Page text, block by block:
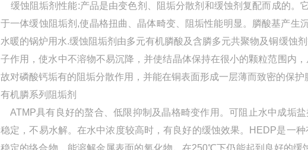
缓蚀阻垢剂性能:产品是由变色剂、阻垢分散剂和缓蚀剂复配而成的。
于一体缓蚀阻垢剂,使晶格扭曲、晶体畸变、阻垢性能明显。膦酸基产
水暖的锅炉用水.缓蚀阻垢剂由多元有机膦酸及含膦多元共聚物及铜缓蚀
子作用，使水中不溶物不易沉降，并使结晶体保持在很小的颗粒范围内
故对磷酸钙垢有的阻垢分散作用，并能在铜表面形成一层薄而致密的保护
有机膦系列阻垢剂
ATMP具有良好的螯合、低限抑制及晶格畸变作用。可阻止水中成垢
稳定，不易水解。在水中浓度较高时，有良好的缓蚀效果。HEDP是一
稳定的络合物，能溶解金属表面的氧化物。在250℃下仍能起到良好的